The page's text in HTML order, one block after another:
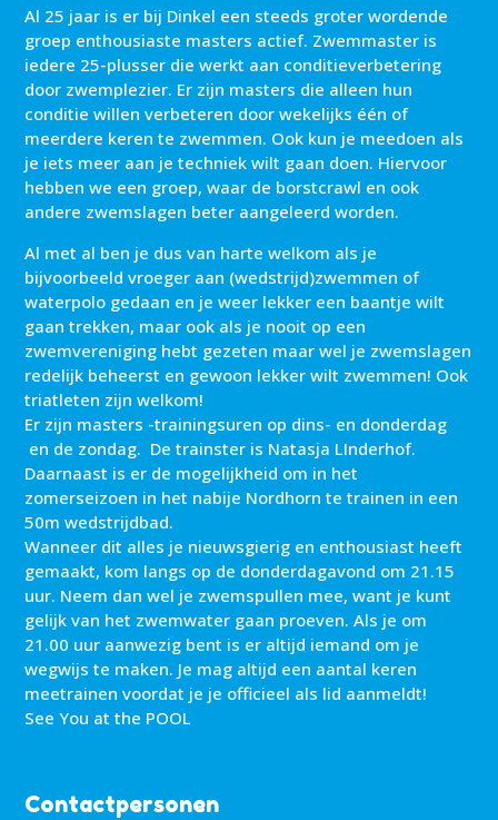
Al 25 jaar is er bij Dinkel een steeds groter wordende
groep enthousiaste masters actief. Zwemmaster is
iedere 25-plusser die werkt aan conditieverbetering
door zwemplezier. Er zijn masters die alleen hun
conditie willen verbeteren door wekelijks één of
meerdere keren te zwemmen. Ook kun je meedoen als
je iets meer aan je techniek wilt gaan doen. Hiervoor
hebben we een groep, waar de borstcrawl en ook
andere zwemslagen beter aangeleerd worden.
Al met al ben je dus van harte welkom als je
bijvoorbeeld vroeger aan (wedstrijd)zwemmen of
waterpolo gedaan en je weer lekker een baantje wilt
gaan trekken, maar ook als je nooit op een
zwemvereniging hebt gezeten maar wel je zwemslagen
redelijk beheerst en gewoon lekker wilt zwemmen! Ook
triatleten zijn welkom!
Er zijn masters -trainingsuren op dins- en donderdag
en de zondag. De trainster is Natasja LInderhof.
Daarnaast is er de mogelijkheid om in het
zomerseizoen in het nabije Nordhorn te trainen in een
50m wedstrijdbad.
Wanneer dit alles je nieuwsgierig en enthousiast heeft
gemaakt, kom langs op de donderdagavond om 21.15
uur. Neem dan wel je zwemspullen mee, want je kunt
gelijk van het zwemwater gaan proeven. Als je om
21.00 uur aanwezig bent is er altijd iemand om je
wegwijs te maken. Je mag altijd een aantal keren
meetrainen voordat je je officieel als lid aanmeldt!
See You at the POOL
Contactpersonen